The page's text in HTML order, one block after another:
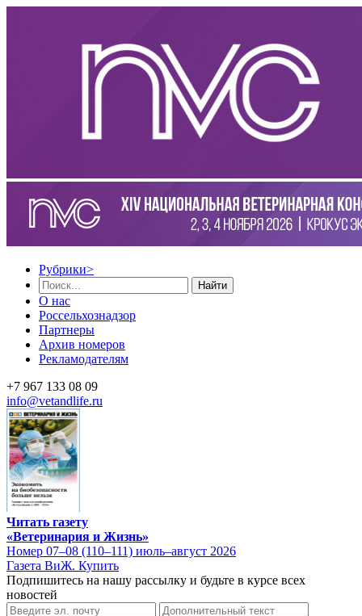
Рубрики>
Найти
О нас
Россельхознадзор
Партнеры
Архив номеров
Рекламодателям
+7 967 133 08 09
info@vetandlife.ru
Читать газету
«Ветеринария и Жизнь»
Номер 07–08 (110–111) июль–август 2026
Газета ВиЖ. Купить
Подпишитесь на нашу рассылку и будьте в курсе всех
новостей